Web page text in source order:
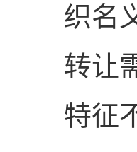
织名
转让
特征